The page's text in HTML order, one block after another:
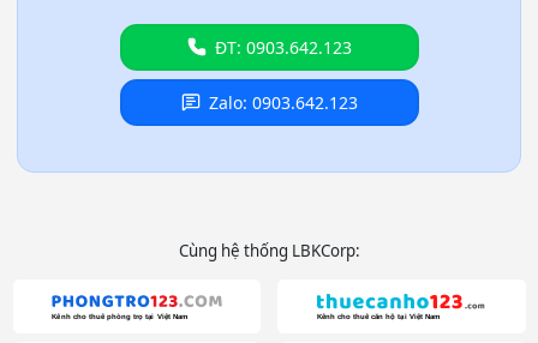
ĐT: 0903.642.123
Zalo: 0903.642.123
Cùng hệ thống LBKCorp: